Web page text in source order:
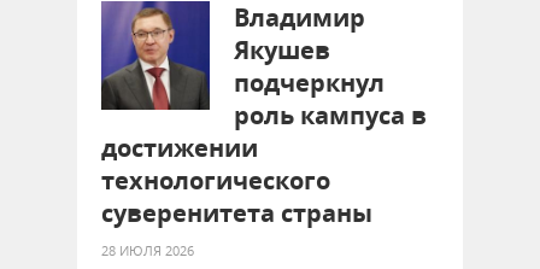
Владимир
Якушев
подчеркнул
роль кампуса в
достижении
технологического
суверенитета страны
28 ИЮЛЯ 2026